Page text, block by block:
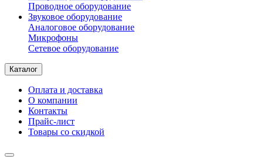
Проводное оборудование
Звуковое оборудование
Аналоговое оборудование
Микрофоны
Сетевое оборудование
Каталог
Оплата и доставка
О компании
Контакты
Прайс-лист
Товары со скидкой